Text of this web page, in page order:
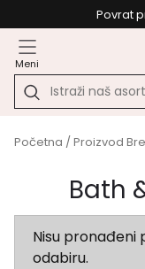
Povrat
Meni
Početna / Proizvod
Bath
Nisu pronađeni
odabiru.